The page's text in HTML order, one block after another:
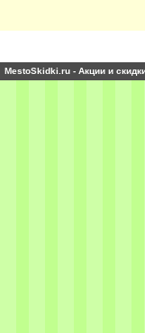
MestoSkidki.ru - Акции и